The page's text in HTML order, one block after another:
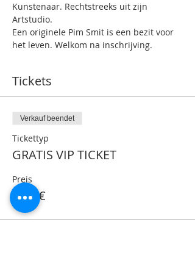
Kunstenaar. Rechtstreeks uit zijn
Artstudio.
Een originele Pim Smit is een bezit voor
het leven. Welkom na inschrijving.
Tickets
Verkauf beendet
Tickettyp
GRATIS VIP TICKET
Preis
0,00 €